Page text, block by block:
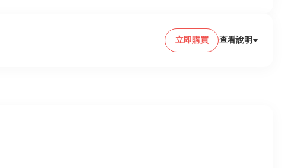
立即購買 查看說明